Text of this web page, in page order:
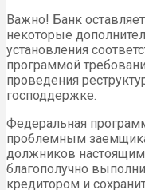
Важно! Банк
некоторые
установления
программой
проведения
господдержке.
Федеральная
проблемным
должников настоящим
благополучно
кредитором и